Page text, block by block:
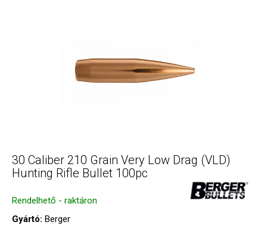
30 Caliber 210 Grain Very Low Drag (VLD)
Hunting Rifle Bullet 100pc
Rendelhető - raktáron
Gyártó: Berger